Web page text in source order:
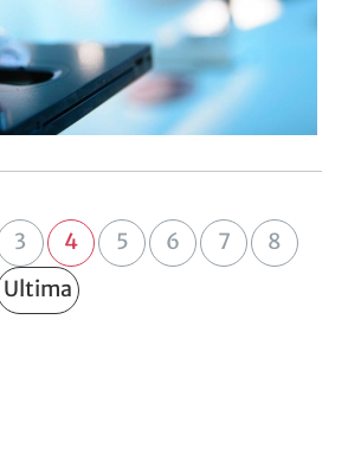
3 4 5 6 7
8
Ultima